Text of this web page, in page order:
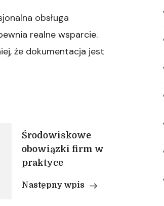
obsługa
realne wsparcie.
że dokumentacja jest
Środowiskowe
obowiązki firm w
praktyce
Następny wpis